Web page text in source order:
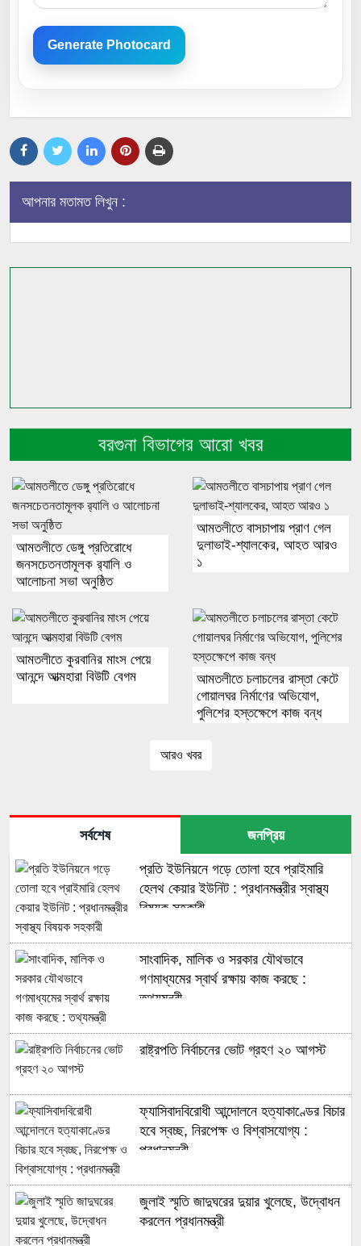
Generate Photocard
আপনার মতামত লিখুন :
বরগুনা বিভাগের আরো খবর
আমতলীতে ডেঙ্গু প্রতিরোধে
জনসচেতনতামূলক র‍্যালি ও
আলোচনা সভা অনুষ্ঠিত
আমতলীতে বাসচাপায় প্রাণ গেল
দুলাভাই-শ্যালকের, আহত আরও
১
আমতলীতে কুরবানির মাংস পেয়ে
আনন্দে আত্মহারা বিউটি বেগম
আমতলীতে চলাচলের রাস্তা কেটে
গোয়ালঘর নির্মাণের অভিযোগ,
পুলিশের হস্তক্ষেপে কাজ বন্ধ
আরও খবর
সর্বশেষ জনপ্রিয়
প্রতি ইউনিয়নে গড়ে তোলা হবে প্রাইমারি
হেলথ কেয়ার ইউনিট : প্রধানমন্ত্রীর স্বাস্থ্য
বিষয়ক সহকারী
সাংবাদিক, মালিক ও সরকার যৌথভাবে
গণমাধ্যমের স্বার্থ রক্ষায় কাজ করছে :
তথ্যমন্ত্রী
রাষ্ট্রপতি নির্বাচনের ভোট গ্রহণ ২০ আগস্ট
ফ্যাসিবাদবিরোধী আন্দোলনে হত্যাকাণ্ডের বিচার
হবে স্বচ্ছ, নিরপেক্ষ ও বিশ্বাসযোগ্য :
প্রধানমন্ত্রী
জুলাই স্মৃতি জাদুঘরের দুয়ার খুলেছে, উদ্বোধন
করলেন প্রধানমন্ত্রী